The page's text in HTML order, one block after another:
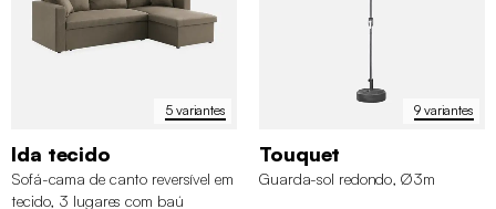
5 variantes
Ida tecido
Sofá-cama de canto reversível em
tecido, 3 lugares com baú
9 variantes
Touquet
Guarda-sol redondo, Ø3m